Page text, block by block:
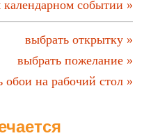
событии »
выбрать открытку »
выбрать пожелание »
обои на рабочий стол »